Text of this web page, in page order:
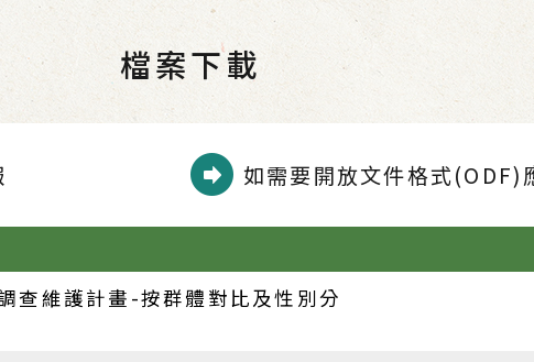
檔案下載
如需要開放文件格式(ODF)
查維護計畫-按群體對比及性別分